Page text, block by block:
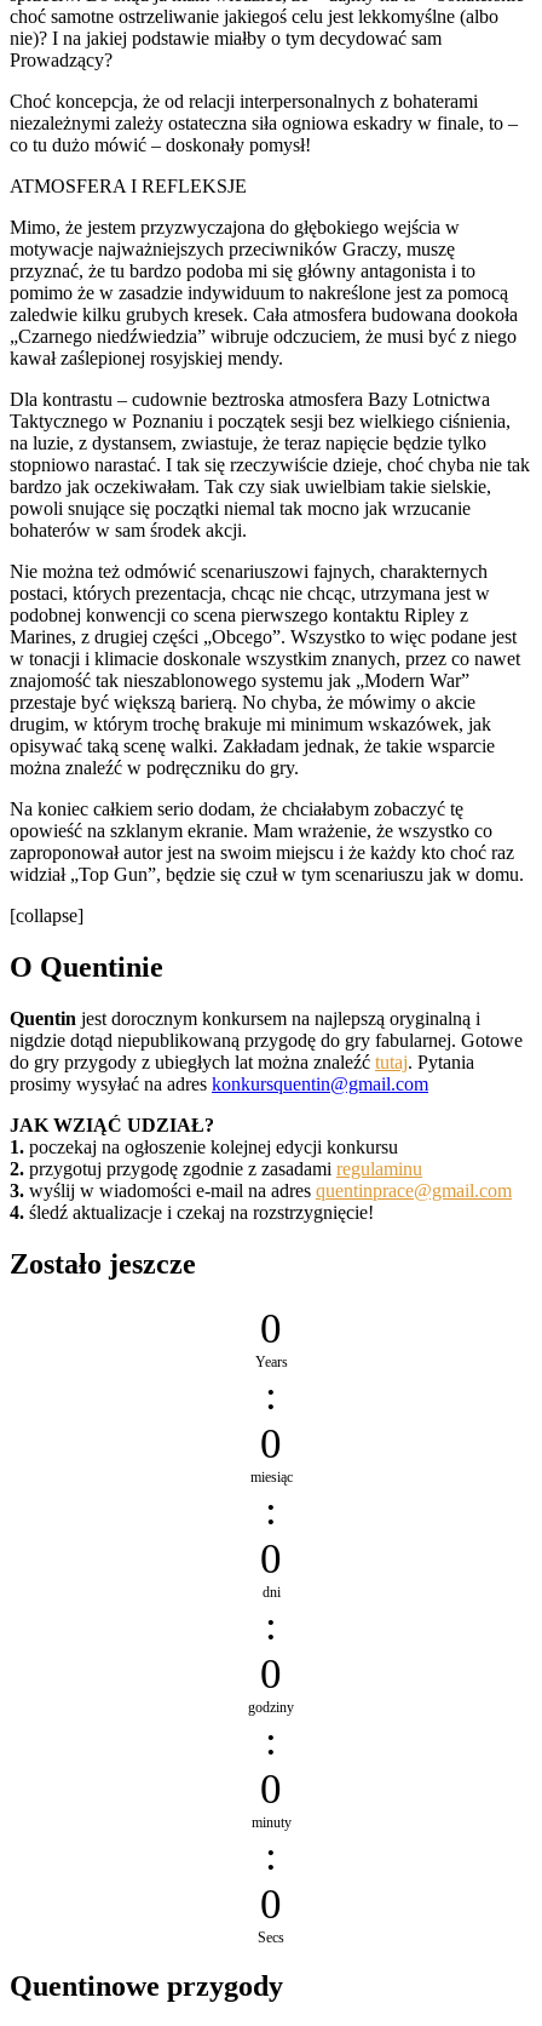
choć samotne ostrzeliwanie jakiegoś celu jest lekkomyślne (albo
nie)? I na jakiej podstawie miałby o tym decydować sam
Prowadzący?
Choć koncepcja, że od relacji interpersonalnych z bohaterami
niezależnymi zależy ostateczna siła ogniowa eskadry w finale, to –
co tu dużo mówić – doskonały pomysł!
ATMOSFERA I REFLEKSJE
Mimo, że jestem przyzwyczajona do głębokiego wejścia w
motywacje najważniejszych przeciwników Graczy, muszę
przyznać, że tu bardzo podoba mi się główny antagonista i to
pomimo że w zasadzie indywiduum to nakreślone jest za pomocą
zaledwie kilku grubych kresek. Cała atmosfera budowana dookoła
„Czarnego niedźwiedzia” wibruje odczuciem, że musi być z niego
kawał zaślepionej rosyjskiej mendy.
Dla kontrastu – cudownie beztroska atmosfera Bazy Lotnictwa
Taktycznego w Poznaniu i początek sesji bez wielkiego ciśnienia,
na luzie, z dystansem, zwiastuje, że teraz napięcie będzie tylko
stopniowo narastać. I tak się rzeczywiście dzieje, choć chyba nie tak
bardzo jak oczekiwałam. Tak czy siak uwielbiam takie sielskie,
powoli snujące się początki niemal tak mocno jak wrzucanie
bohaterów w sam środek akcji.
Nie można też odmówić scenariuszowi fajnych, charakternych
postaci, których prezentacja, chcąc nie chcąc, utrzymana jest w
podobnej konwencji co scena pierwszego kontaktu Ripley z
Marines, z drugiej części „Obcego”. Wszystko to więc podane jest
w tonacji i klimacie doskonale wszystkim znanych, przez co nawet
znajomość tak nieszablonowego systemu jak „Modern War”
przestaje być większą barierą. No chyba, że mówimy o akcie
drugim, w którym trochę brakuje mi minimum wskazówek, jak
opisywać taką scenę walki. Zakładam jednak, że takie wsparcie
można znaleźć w podręczniku do gry.
Na koniec całkiem serio dodam, że chciałabym zobaczyć tę
opowieść na szklanym ekranie. Mam wrażenie, że wszystko co
zaproponował autor jest na swoim miejscu i że każdy kto choć raz
widział „Top Gun”, będzie się czuł w tym scenariuszu jak w domu.
[collapse]
O Quentinie
Quentin jest dorocznym konkursem na najlepszą oryginalną i
nigdzie dotąd niepublikowaną przygodę do gry fabularnej. Gotowe
do gry przygody z ubiegłych lat można znaleźć tutaj. Pytania
prosimy wysyłać na adres konkursquentin@gmail.com
JAK WZIĄĆ UDZIAŁ?
1. poczekaj na ogłoszenie kolejnej edycji konkursu
2. przygotuj przygodę zgodnie z zasadami regulaminu
3. wyślij w wiadomości e-mail na adres quentinprace@gmail.com
4. śledź aktualizacje i czekaj na rozstrzygnięcie!
Zostało jeszcze
0
Years
:
0
miesiąc
:
0
dni
:
0
godziny
:
0
minuty
:
0
Secs
Quentinowe przygody